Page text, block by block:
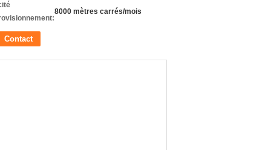
8000 mètres carrés/mois
Contact